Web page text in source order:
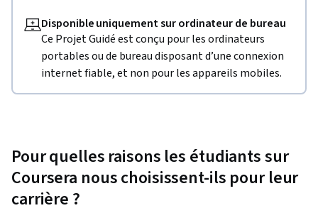
Disponible uniquement sur ordinateur de bureau
Ce Projet Guidé est conçu pour les ordinateurs
portables ou de bureau disposant d’une connexion
internet fiable, et non pour les appareils mobiles.
Pour quelles raisons les étudiants sur
Coursera nous choisissent-ils pour leur
carrière ?